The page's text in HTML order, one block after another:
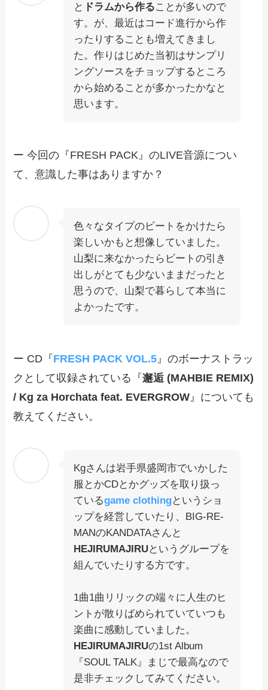
と ドラムから作ることが多いので
す。が、最近はコード進行から作
ったりすることも増えてきまし
た。作りはじめた当初はサンプリ
ングソースをチョップするところ
から始めることが多かったかなと
思います。
ー 今回の『FRESH PACK』のLIVE音源につい
て、意識した事はありますか？
色々なタイプのビートをかけたら
楽しいかもと想像していました。
山梨に来なかったらビートの引き
出しがとても少ないままだったと
思うので、山梨で暮らして本当に
よかったです。
ー CD『FRESH PACK VOL.5』のボーナストラッ
クとして収録されている『邂逅 (MAHBIE REMIX)
/ Kg za Horchata feat. EVERGROW』についても
教えてください。
Kgさんは岩手県盛岡市でいかした
服とかCDとかグッズを取り扱っ
ているgame clothingというショ
ップを経営していたり、BIG-RE-
MANのKANDATAさんと
HEJIRUMAJIRUというグループを
組んでいたりする方です。
1曲1曲リリックの端々に人生のヒ
ントが散りばめられていていつも
楽曲に感動していました。
HEJIRUMAJIRUの1st Album
『SOUL TALK』まじで最高なので
是非チェックしてみてください。